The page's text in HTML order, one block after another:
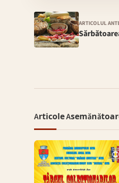
ARTICOLUL
Articole